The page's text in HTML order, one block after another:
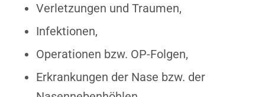
Verletzungen und Traumen,
Infektionen,
Operationen bzw. OP-Folgen,
Erkrankungen der Nase bzw. der